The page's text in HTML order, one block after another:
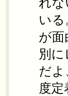
い
が面
別
だ
度